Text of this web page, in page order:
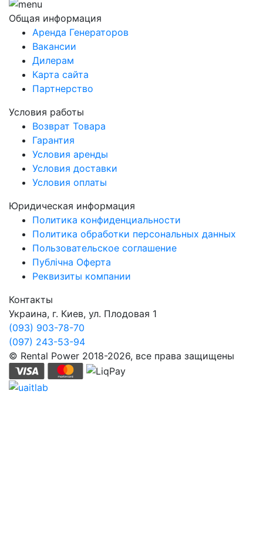
Общая информация
Аренда Генераторов
Вакансии
Дилерам
Карта сайта
Партнерство
Условия работы
Возврат Товара
Гарантия
Условия аренды
Условия доставки
Условия оплаты
Юридическая информация
Политика конфиденциальности
Политика обработки персональных данных
Пользовательское соглашение
Публічна Оферта
Реквизиты компании
Контакты
Украина, г. Киев, ул. Плодовая 1
(093) 903-78-70
(097) 243-53-94
© Rental Power 2018-2026, все права защищены